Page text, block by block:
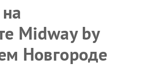
Midway by
Новгороде